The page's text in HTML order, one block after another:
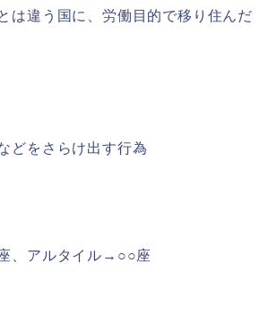
は違う国に、労働目的で移り住んだ
どをさらけ出す行為
、アルタイル→○○座